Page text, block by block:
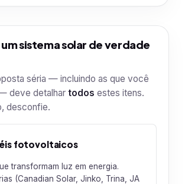
sistema solar de verdade
séria — incluindo as que você
deve detalhartodos estes itens.
desconfie.
fotovoltaicos
transformam luz em energia.
(Canadian Solar, Jinko, Trina, JA